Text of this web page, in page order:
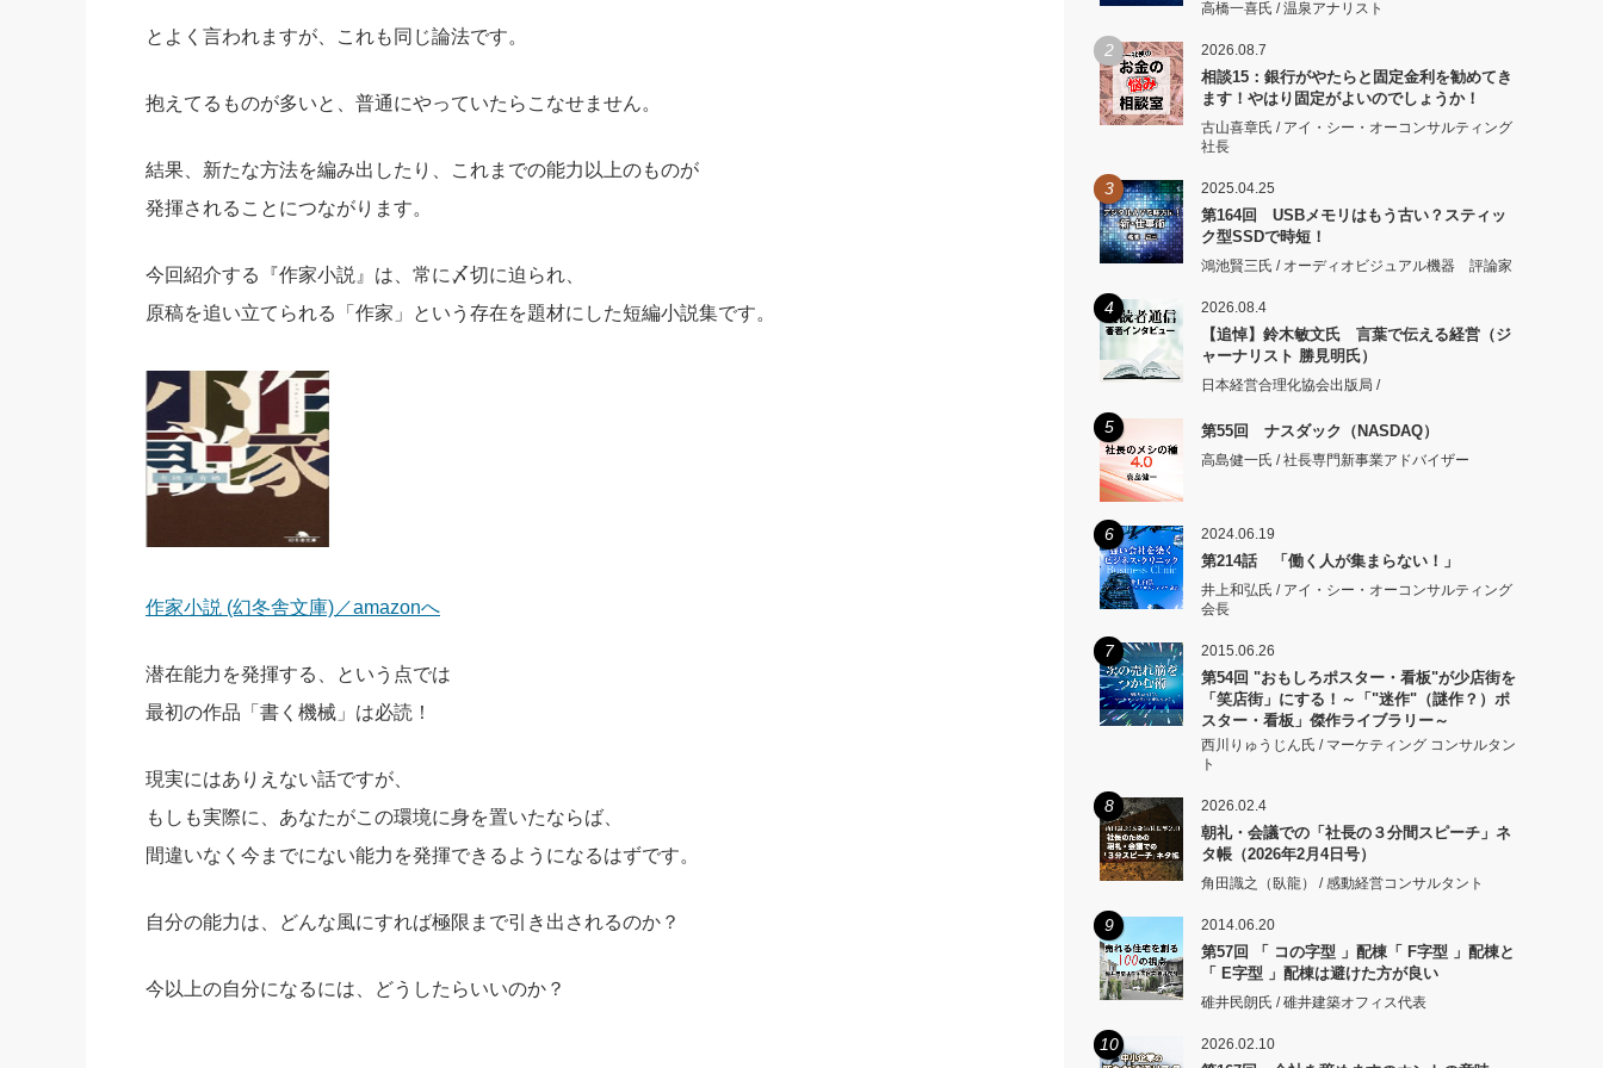
とよく言われますが、これも同じ論法です。
抱えてるものが多いと、普通にやっていたらこなせません。
結果、新たな方法を編み出したり、これまでの能力以上のものが
発揮されることにつながります。
今回紹介する『作家小説』は、常に〆切に迫られ、
原稿を追い立てられる「作家」という存在を題材にした短編小説集です。
作家小説 (幻冬舎文庫)／amazonへ
潜在能力を発揮する、という点では
最初の作品「書く機械」は必読！
現実にはありえない話ですが、
もしも実際に、あなたがこの環境に身を置いたならば、
間違いなく今までにない能力を発揮できるようになるはずです。
自分の能力は、どんな風にすれば極限まで引き出されるのか？
今以上の自分になるには、どうしたらいいのか？
高橋一喜氏 / 温泉アナリスト
2 2026.08.7
相談15：銀行がやたらと固定金利を勧めてき
ます！やはり固定がよいのでしょうか！
古山喜章氏 / アイ・シー・オーコンサルティング
社長
3 2025.04.25
第164回 USBメモリはもう古い？スティッ
ク型SSDで時短！
鴻池賢三氏 / オーディオビジュアル機器 評論家
4 2026.08.4
【追悼】鈴木敏文氏 言葉で伝える経営（ジ
ャーナリスト 勝見明氏）
日本経営合理化協会出版局 /
5 第55回 ナスダック（NASDAQ）
高島健一氏 / 社長専門新事業アドバイザー
6 2024.06.19
第214話 「働く人が集まらない！」
井上和弘氏 / アイ・シー・オーコンサルティング
会長
7 2015.06.26
第54回 "おもしろポスター・看板"が少店街を
「笑店街」にする！～「"迷作"（謎作？）ポ
スター・看板」傑作ライブラリー～
西川りゅうじん氏 / マーケティング コンサルタン
ト
8 2026.02.4
朝礼・会議での「社長の３分間スピーチ」ネ
タ帳（2026年2月4日号）
角田識之（臥龍） / 感動経営コンサルタント
9 2014.06.20
第57回 「 コの字型 」配棟「 F字型 」配棟と
「 E字型 」配棟は避けた方が良い
碓井民朗氏 / 碓井建築オフィス代表
10 2026.02.10